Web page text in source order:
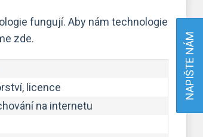
fungují. Aby nám technologie
zde.
licence
na internetu
NAPIŠTE NÁM